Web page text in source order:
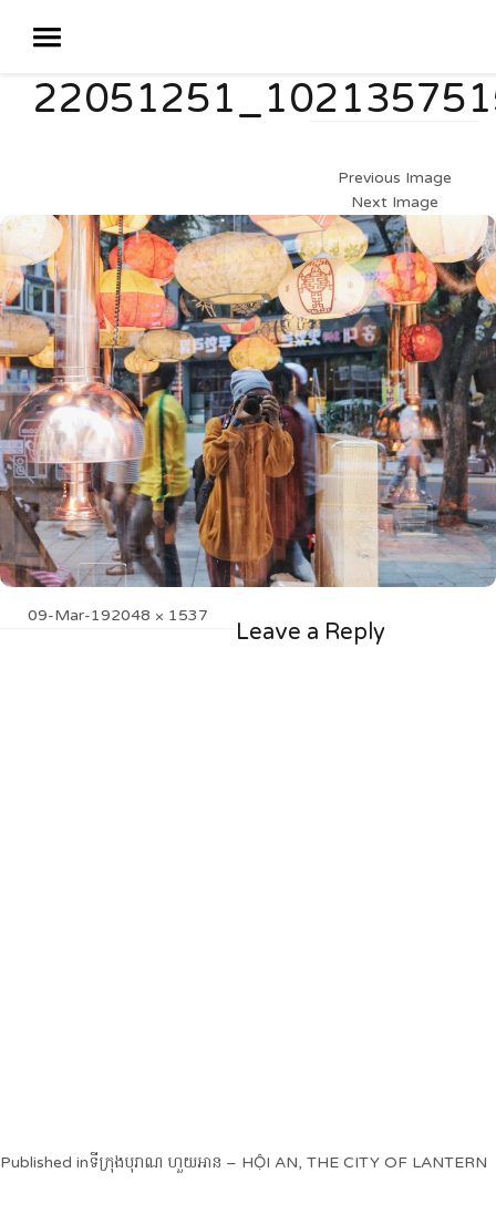
Previous Image
Next Image
Posted
09-Mar-19Full
2048 × 1537
Leave a Reply
Post
Published inទីក្រុងបុរាណ ហួយអាន – HỘI AN, THE CITY OF LANTERN